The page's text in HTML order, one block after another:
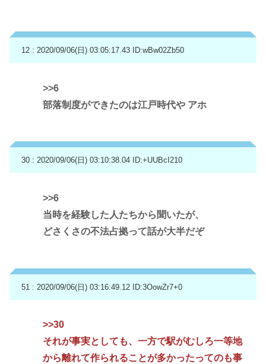
12 : 2020/09/06(日) 03:05:17.43 ID:wBw02Zb50
>>6
部落制度ができたのは江戸時代や アホ
30 : 2020/09/06(日) 03:10:38.04 ID:+UUBcI210
>>6
当時を経験した人たちから聞いたが、
どさくさの不法占拠って話が大半だぞ
51 : 2020/09/06(日) 03:16:49.12 ID:3OowZr7+0
>>30
それが事実としても、一方で駅がむしろ一等地
から離れて作られることが多かったってのも事